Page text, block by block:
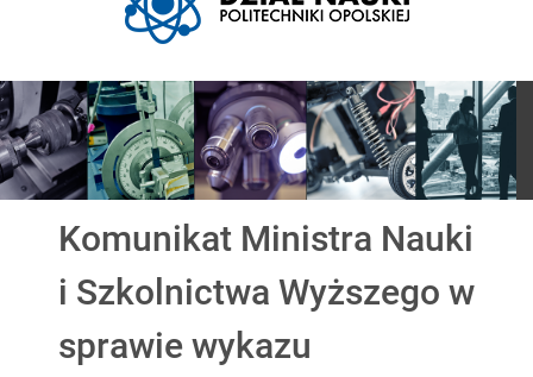
Pokaz slajdów
Komunikat Ministra Nauki
i Szkolnictwa Wyższego w
sprawie wykazu